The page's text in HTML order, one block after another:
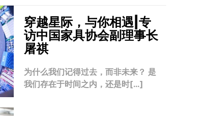
穿越星际，与你相遇|专
访中国家具协会副理事长
屠祺
为什么我们记得过去，而非未来？ 是
我们存在于时间之内，还是时[…]